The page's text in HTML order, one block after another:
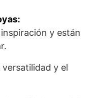
y están
y el